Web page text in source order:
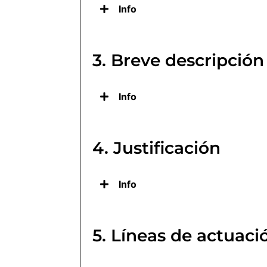
Info
3. Breve descripción
Info
4. Justificación
Info
5. Líneas de